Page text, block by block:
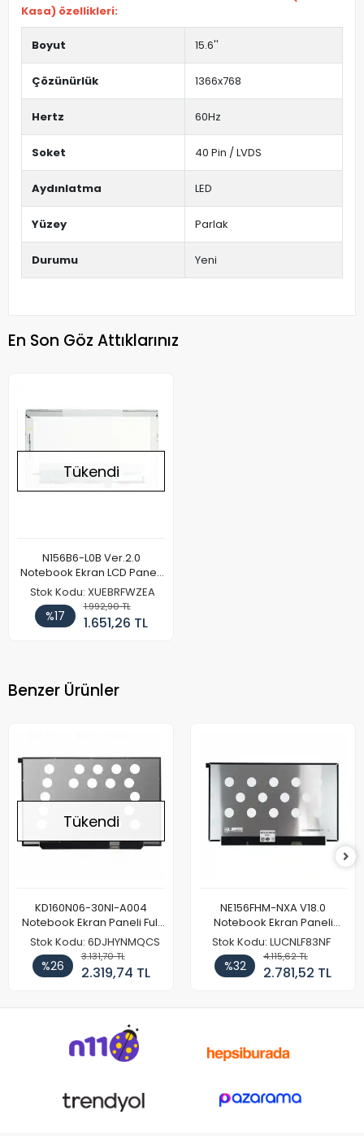
Kasa) özellikleri:
Boyut 15.6''
Çözünürlük 1366x768
Hertz 60Hz
Soket 40 Pin / LVDS
Aydınlatma LED
Yüzey Parlak
Durumu Yeni
En Son Göz Attıklarınız
Tükendi
N156B6-L0B Ver.2.0
Notebook Ekran LCD Paneli
(Kalın Kasa)
Stok Kodu: XUEBRFWZEA
%17
1.992,90 TL
1.651,26 TL
Benzer Ürünler
Tükendi
KD160N06-30NI-A004
Notebook Ekran Paneli Full
HD
Stok Kodu: 6DJHYNMQCS
%26
3.131,70 TL
2.319,74 TL
NE156FHM-NXA V18.0
Notebook Ekran Paneli
144Hz
Stok Kodu: LUCNLF83NF
%32
4.115,62 TL
2.781,52 TL